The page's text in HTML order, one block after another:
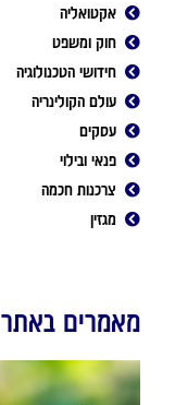
אקטואליה
חוק ומשפט
חידושי הטכנולוגיה
עולם הקולינריה
עסקים
פנאי ובילוי
צרכנות חכמה
מגזין
מאמרים באתר